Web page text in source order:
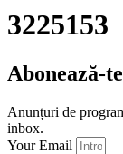
3225153
Abonează-
Anunțuri de
inbox.
Your Email